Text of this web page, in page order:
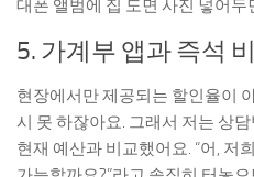
대폰 앨범에 집 도면 사진 넣어
5. 가계부 앱과 즉석
현장에서만 제공되는 할인율이
시 못 하잖아요. 그래서 저는 상
현재 예산과 비교했어요. “어, 저